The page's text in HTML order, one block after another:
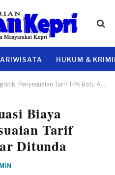
HUKUM &
Tarif TPK Batu Ampar Ditunda
Biaya
Tarif
Ditunda